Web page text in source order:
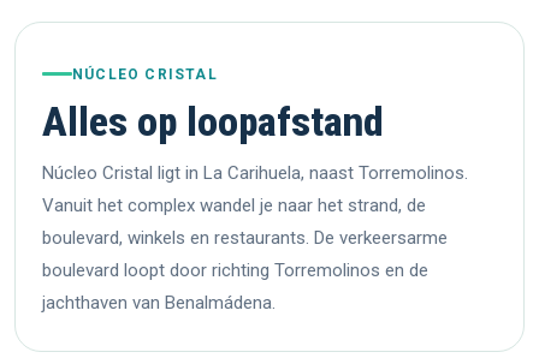
NÚCLEO CRISTAL
Alles op loopafstand
Núcleo Cristal ligt in La Carihuela, naast Torremolinos.
Vanuit het complex wandel je naar het strand, de
boulevard, winkels en restaurants. De verkeersarme
boulevard loopt door richting Torremolinos en de
jachthaven van Benalmádena.